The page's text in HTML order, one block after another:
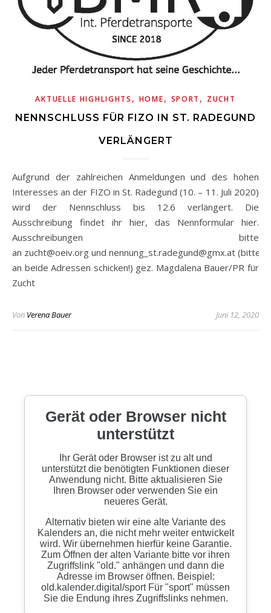
AKTUELLE HIGHLIGHTS , HOME, SPORT , ZUCHT
NENNSCHLUSS FÜR FIZO IN ST. RADEGUND
VERLÄNGERT
Aufgrund der zahlreichen Anmeldungen und des hohen
Interesses an der FIZO in St. Radegund (10. – 11. Juli 2020)
wird der Nennschluss bis 12.6 verlängert. Die
Ausschreibung findet ihr hier, das Nennformular hier.
Ausschreibungen bitte
an zucht@oeiv.org und nennung_st.radegund@gmx.at (bitte
an beide Adressen schicken!) gez. Magdalena Bauer/PR für
Zucht
Von Verena Bauer Juni 12, 2020